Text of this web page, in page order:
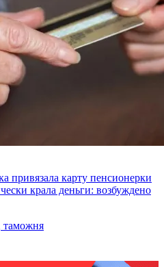
привязала карту пенсионерки
крала деньги: возбуждено